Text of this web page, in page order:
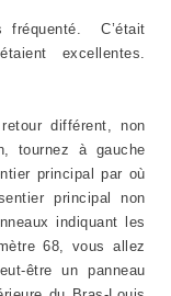
fréquenté. C’était
excellentes.
différent, non
tournez à gauche
principal par où
principal non
indiquant les
68, vous allez
être un panneau